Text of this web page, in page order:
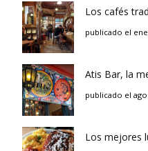
Los cafés
publicado el
Atis Bar, la
publicado el
Los mejores